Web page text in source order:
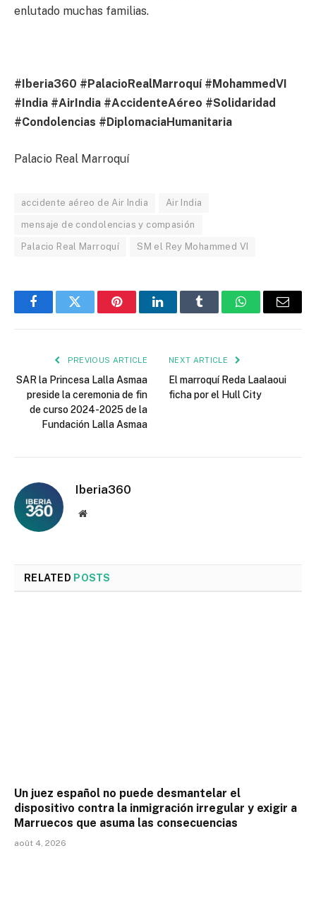
enlutado muchas familias.
#Iberia360 #PalacioRealMarroquí #MohammedVI
#India #AirIndia #AccidenteAéreo #Solidaridad
#Condolencias #DiplomaciaHumanitaria
Palacio Real Marroquí
accidente aéreo de Air India Air India
mensaje de condolencias y compasión
Palacio Real Marroquí SM el Rey Mohammed VI
FacebookTwitter PinterestLinkedInTumblr WhatsAppEmail
PREVIOUS ARTICLE
SAR la Princesa Lalla Asmaa
preside la ceremonia de fin
de curso 2024-2025 de la
Fundación Lalla Asmaa
NEXT ARTICLE
El marroquí Reda Laalaoui
ficha por el Hull City
Iberia360
Website
RELATED POSTS
Un juez español no puede desmantelar el
dispositivo contra la inmigración irregular y exigir a
Marruecos que asuma las consecuencias
août 4, 2026